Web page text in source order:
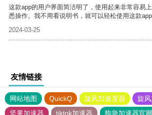
这款app的用户界面简洁明了，使用起来非常容易
悉操作。我不用看说明书，就可以轻松使用这款app
2024-03-25
友情链接
网站地图 QuickQ 旋风加速度器
旋
坚果加速器
tiktok加速器
狗急加速器官网